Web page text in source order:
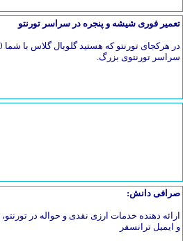
تعمیر فوری شیشه و پنجره در سراسر تورنتو
سراسر تورنتوی بزرگ.
صرافی دانش:
ارائه دهنده خدمات ارزی نقدی و حواله در
و ایمیل ترانسفر